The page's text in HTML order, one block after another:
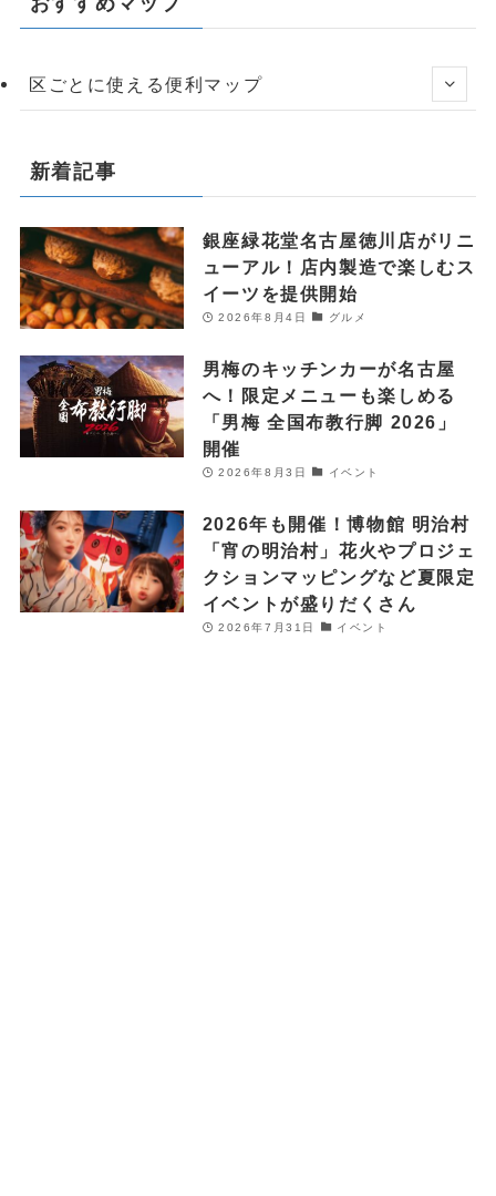
区ごとに使える便利マップ
新着記事
銀座緑花堂名古屋徳川店がリニ
ューアル！店内製造で楽しむス
イーツを提供開始
2026年8月4日 グルメ
男梅のキッチンカーが名古屋
へ！限定メニューも楽しめる
「男梅 全国布教行脚 2026」
開催
2026年8月3日 イベント
2026年も開催！博物館 明治村
「宵の明治村」花火やプロジェ
クションマッピングなど夏限定
イベントが盛りだくさん
2026年7月31日 イベント